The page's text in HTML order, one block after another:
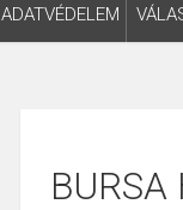
ADATVÉDELEM
BURSA